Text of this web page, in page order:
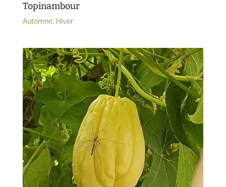
Topinambour
Automne, Hiver